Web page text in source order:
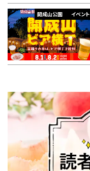
開成山公園 イベント